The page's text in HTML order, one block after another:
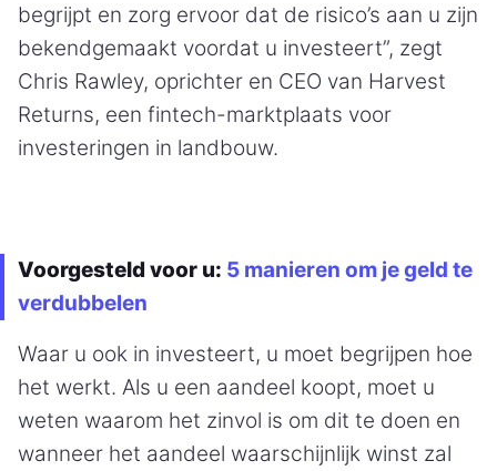
begrijpt en zorg ervoor dat de risico’s aan u zijn
bekendgemaakt voordat u investeert”, zegt
Chris Rawley, oprichter en CEO van Harvest
Returns, een fintech-marktplaats voor
investeringen in landbouw.
Voorgesteld voor u: 5 manieren om je geld te
verdubbelen
Waar u ook in investeert, u moet begrijpen hoe
het werkt. Als u een aandeel koopt, moet u
weten waarom het zinvol is om dit te doen en
wanneer het aandeel waarschijnlijk winst zal